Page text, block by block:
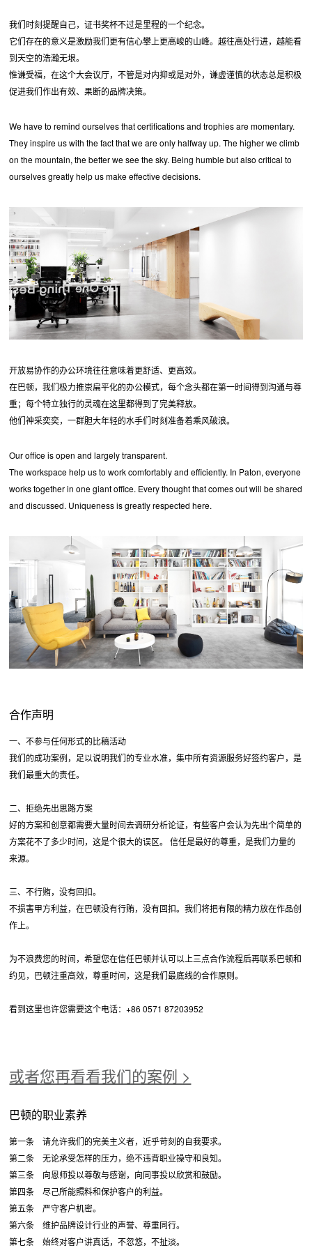
我们时刻提醒自己，证书奖杯不过是里程的一个纪念。
它们存在的意义是激励我们更有信心攀上更高峻的山峰。越往高处行进，越能看
到天空的浩瀚无垠。
惟谦受福，在这个大会议厅，不管是对内抑或是对外，谦虚谨慎的状态总是积极
促进我们作出有效、果断的品牌决策。
We have to remind ourselves that certifications and trophies are momentary.
They inspire us with the fact that we are only halfway up. The higher we climb
on the mountain, the better we see the sky. Being humble but also critical to
ourselves greatly help us make effective decisions.
开放易协作的办公环境往往意味着更舒适、更高效。
在巴顿，我们极力推崇扁平化的办公模式，每个念头都在第一时间得到沟通与尊
重；每个特立独行的灵魂在这里都得到了完美释放。
他们神采奕奕，一群胆大年轻的水手们时刻准备着乘风破浪。
Our office is open and largely transparent.
The workspace help us to work comfortably and efficiently. In Paton, everyone
works together in one giant office. Every thought that comes out will be shared
and discussed. Uniqueness is greatly respected here.
合作声明
一、不参与任何形式的比稿活动
我们的成功案例，足以说明我们的专业水准，集中所有资源服务好签约客户，是
我们最重大的责任。
二、拒绝先出思路方案
好的方案和创意都需要大量时间去调研分析论证，有些客户会认为先出个简单的
方案花不了多少时间，这是个很大的误区。 信任是最好的尊重，是我们力量的
来源。
三、不行贿，没有回扣。
不损害甲方利益，在巴顿没有行贿，没有回扣。我们将把有限的精力放在作品创
作上。
为不浪费您的时间，希望您在信任巴顿并认可以上三点合作流程后再联系巴顿和
约见，巴顿注重高效，尊重时间，这是我们最底线的合作原则。
看到这里也许您需要这个电话：+86 0571 87203952
或者您再看看我们的案例 >
巴顿的职业素养
第一条 请允许我们的完美主义者，近乎苛刻的自我要求。
第二条 无论承受怎样的压力，绝不违背职业操守和良知。
第三条 向恩师投以尊敬与感谢，向同事投以欣赏和鼓励。
第四条 尽己所能照料和保护客户的利益。
第五条 严守客户机密。
第六条 维护品牌设计行业的声誉、尊重同行。
第七条 始终对客户讲真话，不忽悠，不扯淡。